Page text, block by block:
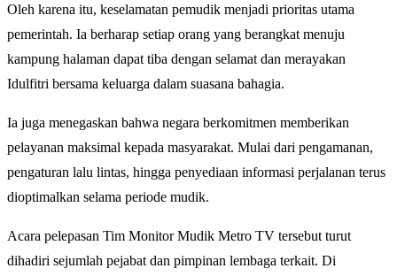
Oleh karena itu, keselamatan pemudik menjadi prioritas utama
pemerintah. Ia berharap setiap orang yang berangkat menuju
kampung halaman dapat tiba dengan selamat dan merayakan
Idulfitri bersama keluarga dalam suasana bahagia.
Ia juga menegaskan bahwa negara berkomitmen memberikan
pelayanan maksimal kepada masyarakat. Mulai dari pengamanan,
pengaturan lalu lintas, hingga penyediaan informasi perjalanan terus
dioptimalkan selama periode mudik.
Acara pelepasan Tim Monitor Mudik Metro TV tersebut turut
dihadiri sejumlah pejabat dan pimpinan lembaga terkait. Di